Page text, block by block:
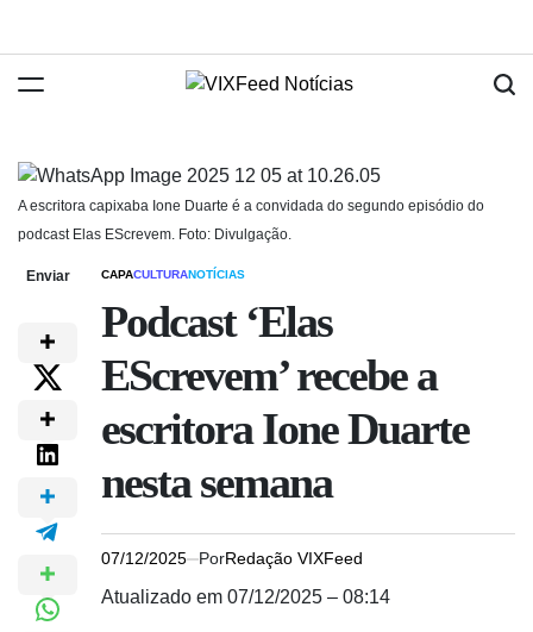
A escritora capixaba Ione Duarte é a convidada do segundo episódio do
podcast Elas EScrevem. Foto: Divulgação.
Enviar CAPACULTURANOTÍCIAS
Podcast ‘Elas
EScrevem’ recebe a
escritora Ione Duarte
nesta semana
07/12/2025 PorRedação VIXFeed
Atualizado em 07/12/2025 – 08:14